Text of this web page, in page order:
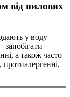
від пилових
у воду
а також часто
протиалергенні,